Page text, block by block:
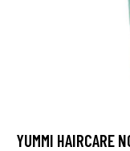
YUMMI HAIRCARE